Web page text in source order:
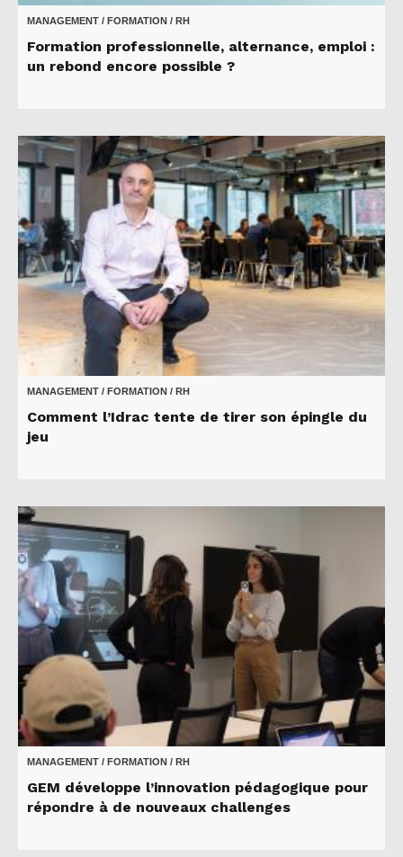
MANAGEMENT / FORMATION / RH
Formation professionnelle, alternance, emploi :
un rebond encore possible ?
MANAGEMENT / FORMATION / RH
Comment l’Idrac tente de tirer son épingle du
jeu
MANAGEMENT / FORMATION / RH
GEM développe l’innovation pédagogique pour
répondre à de nouveaux challenges